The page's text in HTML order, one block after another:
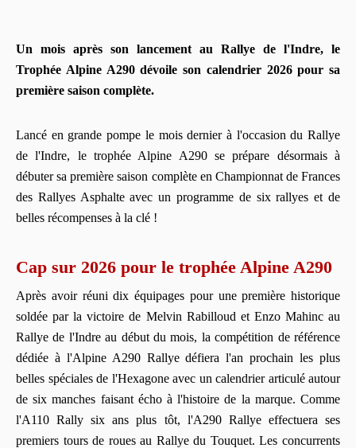
Un mois après son lancement au Rallye de l'Indre, le
Trophée Alpine A290 dévoile son calendrier 2026 pour sa
première saison complète.
Lancé en grande pompe le mois dernier à l'occasion du Rallye
de l'Indre, le trophée Alpine A290 se prépare désormais à
débuter sa première saison complète en Championnat de Frances
des Rallyes Asphalte avec un programme de six rallyes et de
belles récompenses à la clé !
Cap sur 2026 pour le trophée Alpine A290
Après avoir réuni dix équipages pour une première historique
soldée par la victoire de Melvin Rabilloud et Enzo Mahinc au
Rallye de l'Indre au début du mois, la compétition de référence
dédiée à l'Alpine A290 Rallye défiera l'an prochain les plus
belles spéciales de l'Hexagone avec un calendrier articulé autour
de six manches faisant écho à l'histoire de la marque. Comme
l'A110 Rally six ans plus tôt, l'A290 Rallye effectuera ses
premiers tours de roues au Rallye du Touquet. Les concurrents